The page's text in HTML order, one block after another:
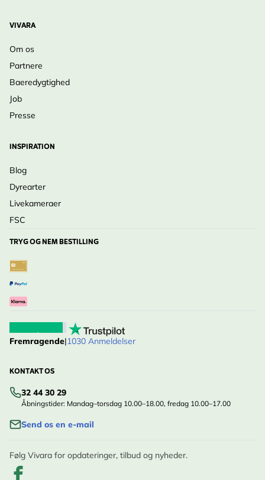
VIVARA
Om os
Partnere
Baeredygtighed
Job
Presse
INSPIRATION
Blog
Dyrearter
Livekameraer
FSC
TRYG OG NEM BESTILLING
Fremragende|1030 Anmeldelser
KONTAKT OS
32 44 30 29
Åbningstider: Mandag–torsdag 10.00–18.00, fredag 10.00–17.00
Send os en e-mail
Følg Vivara for opdateringer, tilbud og nyheder.